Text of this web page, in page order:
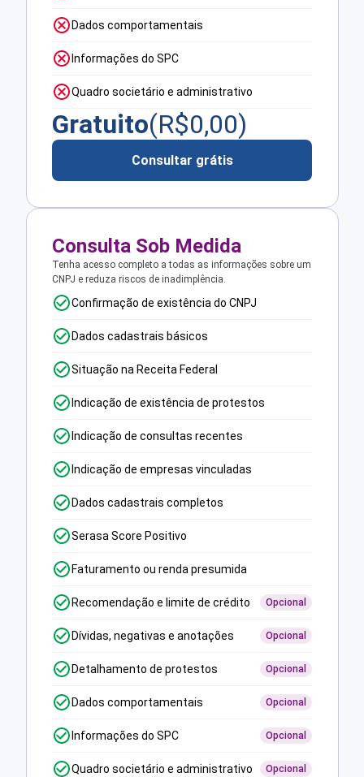
Dados comportamentais
Informações do SPC
Quadro societário e administrativo
Gratuito(R$0,00)
Consultar grátis
Consulta Sob Medida
Tenha acesso completo a todas as informações sobre um
CNPJ e reduza riscos de inadimplência.
Confirmação de existência do CNPJ
Dados cadastrais básicos
Situação na Receita Federal
Indicação de existência de protestos
Indicação de consultas recentes
Indicação de empresas vinculadas
Dados cadastrais completos
Serasa Score Positivo
Faturamento ou renda presumida
Recomendação e limite de crédito Opcional
Dívidas, negativas e anotações Opcional
Detalhamento de protestos Opcional
Dados comportamentais Opcional
Informações do SPC Opcional
Quadro societário e administrativo Opcional